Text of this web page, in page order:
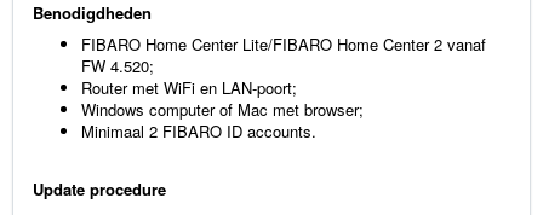
Benodigdheden
FIBARO Home Center Lite/FIBARO Home Center 2 vanaf
FW 4.520;
Router met WiFi en LAN-poort;
Windows computer of Mac met browser;
Minimaal 2 FIBARO ID accounts.
Update procedure